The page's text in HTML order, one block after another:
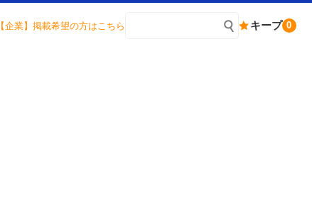
【企業】掲載希望の方はこちら キープ 0